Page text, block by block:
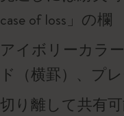
case of loss」の欄
アイボリーカラ
ド（横罫）、プ
切り離して共有